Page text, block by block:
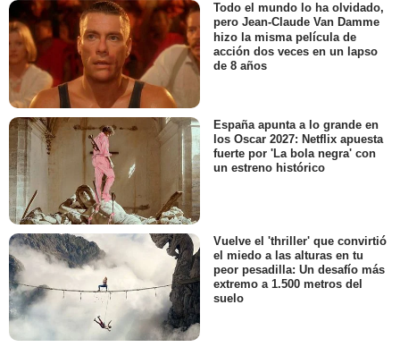
Todo el mundo lo ha olvidado,
pero Jean-Claude Van Damme
hizo la misma película de
acción dos veces en un lapso
de 8 años
España apunta a lo grande en
los Oscar 2027: Netflix apuesta
fuerte por 'La bola negra' con
un estreno histórico
Vuelve el 'thriller' que convirtió
el miedo a las alturas en tu
peor pesadilla: Un desafío más
extremo a 1.500 metros del
suelo